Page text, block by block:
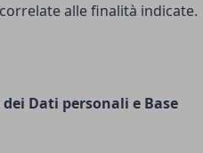
alle finalità indicate.
Dati personali e Base